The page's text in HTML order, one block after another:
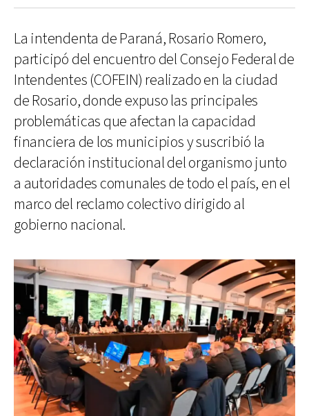
La intendenta de Paraná, Rosario Romero,
participó del encuentro del Consejo Federal de
Intendentes (COFEIN) realizado en la ciudad
de Rosario, donde expuso las principales
problemáticas que afectan la capacidad
financiera de los municipios y suscribió la
declaración institucional del organismo junto
a autoridades comunales de todo el país, en el
marco del reclamo colectivo dirigido al
gobierno nacional.